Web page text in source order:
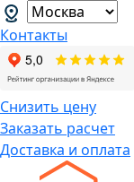
Контакты
Снизить цену
Заказать расчет
Доставка и оплата